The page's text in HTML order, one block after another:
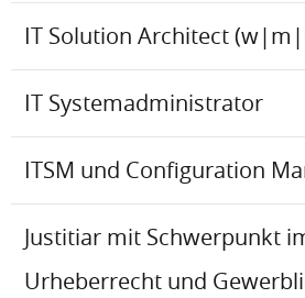
IT Solution Architect
IT Systemadministrator
ITSM und Configuration
Justitiar mit Schwerpunkt
Urheberrecht und